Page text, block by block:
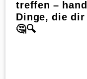
treffen –
Dinge, die
🤔🔍